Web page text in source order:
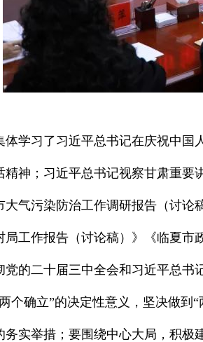
体学习了习近平总书记在庆祝中国
精神；习近平总书记视察甘肃重
大气污染防治工作调研报告（讨论
局工作报告（讨论稿）》《临夏市
党的二十届三中全会和习近平总
个确立”的决定性意义，坚决做
务实举措；要围绕中心大局，积